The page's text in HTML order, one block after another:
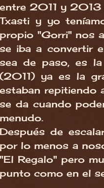
entre 2011 y 2013
Txasti y yo
propio "Gorri" nos
se iba a convertir
sea de paso, es
(2011) ya es la
estaban repitiendo
se da cuando
menudo.
Después de
por lo menos a
"El Regalo" pero
punto como en el